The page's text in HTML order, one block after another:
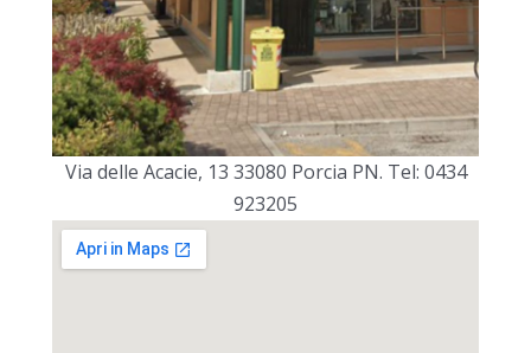
Via delle Acacie, 13 33080 Porcia PN. Tel: 0434
923205